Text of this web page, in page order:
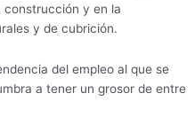
construcción y en la
y de cubrición.
del empleo al que se
a tener un grosor de entre